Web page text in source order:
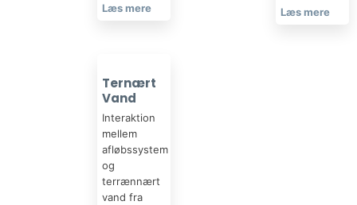
Læs mere​
​Ternært
Vand
Interaktion
mellem
afløbssystem
og
terrænnært
vand fra
Læs mere​